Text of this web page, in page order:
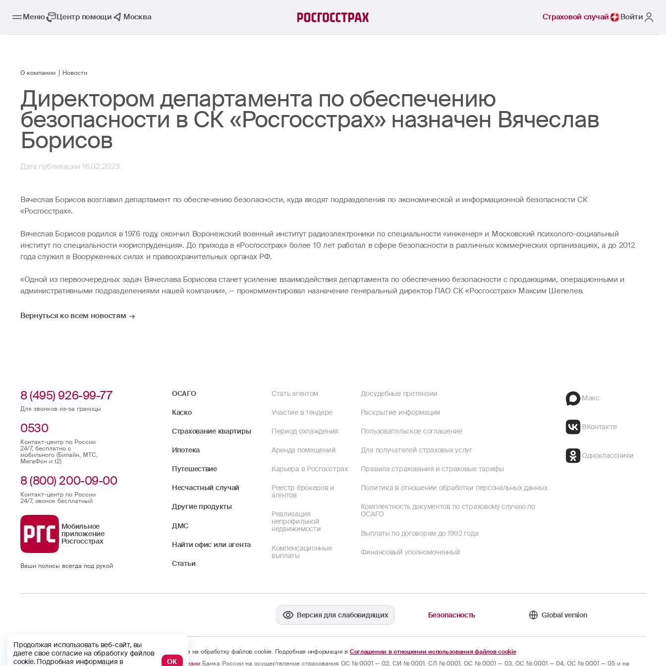
Меню Центр помощи Москва Страховой случай Войти
О компании Новости
Директором департамента по обеспечению
безопасности в СК «Росгосстрах» назначен Вячеслав
Борисов
Дата публикации 16.02.2023
Вячеслав Борисов возглавил департамент по обеспечению безопасности, куда входят подразделения по экономической и информационной безопасности СК
«Росгосстрах».
Вячеслав Борисов родился в 1976 году, окончил Воронежский военный институт радиоэлектроники по специальности «инженер» и Московский психолого-социальный
институт по специальности «юриспруденция». До прихода в «Росгосстрах» более 10 лет работал в сфере безопасности в различных коммерческих организациях, а до 2012
года служил в Вооруженных силах и правоохранительных органах РФ.
«Одной из первоочередных задач Вячеслава Борисова станет усиление взаимодействия департамента по обеспечению безопасности с продающими, операционными и
административными подразделениями нашей компании», — прокомментировал назначение генеральный директор ПАО СК «Росгосстрах» Максим Шепелев.
Вернуться ко всем новостям
8 (495) 926-99-77
Для звонков из-за границы
0530
Контакт-центр по России
24/7, бесплатно с
мобильного (Билайн, МТС,
МегаФон и t2)
8 (800) 200-09-00
Контакт-центр по России
24/7, звонок бесплатный
Мобильное
приложение
Росгосстрах
Ваши полисы всегда под рукой
ОСАГО
Каско
Страхование квартиры
Ипотека
Путешествие
Несчастный случай
Другие продукты
ДМС
Найти офис или агента
Статьи
Стать агентом
Участие в тендере
Период охлаждения
Аренда помещений
Карьера в Росгосстрах
Реестр брокеров и
агентов
Реализация
непрофильной
недвижимости
Компенсационные
выплаты
Досудебные претензии
Раскрытие информации
Пользовательское соглашение
Для получателей страховых услуг
Правила страхования и страховые тарифы
Политика в отношении обработки персональных данных
Комплектность документов по страховому случаю по
ОСАГО
Выплаты по договорам до 1992 года
Финансовый уполномоченный
Макс
ВКонтакте
Одноклассники
Версия для слабовидящих Безопасность Global version
Продолжая использовать веб-сайт, вы даете свое согласие на обработку файлов cookie. Подробная информация в Соглашении в отношении использования файлов cookie
© Официальный сайт
Лицензии Банка России на осуществление страхования ОС № 0001 — 02, СИ № 0001, СЛ № 0001, ОС № 0001 — 03, ОС № 0001 — 04, ОС № 0001 — 05 и на
Продолжая использовать веб-сайт, вы
даете свое согласие на обработку файлов
cookie. Подробная информация в
ОК